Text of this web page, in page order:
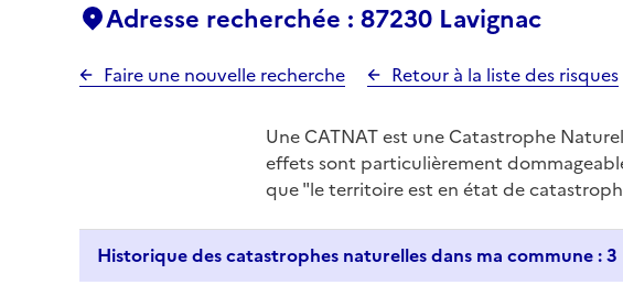
Adresse recherchée : 87230 Lavignac
Faire une nouvelle recherche Retour à la liste des risques
Une CATNAT est une Catastrophe
effets sont particulièrement
que "le territoire est en état de
Historique des catastrophes naturelles dans ma commune : 3